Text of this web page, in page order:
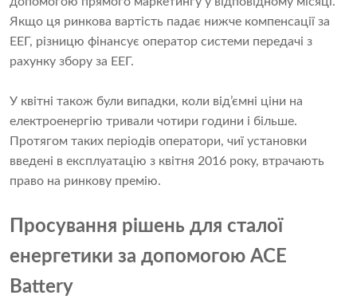
Якщо ця ринкова вартість падає нижче компенсації за
ЕЕГ, різницю фінансує оператор системи передачі з
рахунку збору за ЕЕГ.
У квітні також були випадки, коли від’ємні ціни на
електроенергію тривали чотири години і більше.
Протягом таких періодів оператори, чиї установки
введені в експлуатацію з квітня 2016 року, втрачають
право на ринкову премію.
Просування рішень для сталої
енергетики за допомогою ACE
Battery